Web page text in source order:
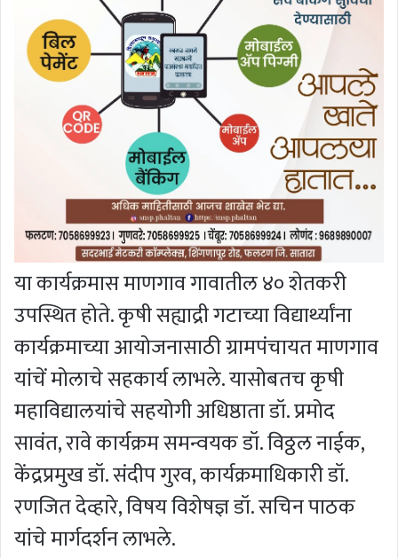
या कार्यक्रमास माणगाव गावातील ४० शेतकरी
उपस्थित होते. कृषी सह्याद्री गटाच्या विद्यार्थ्यांना
कार्यक्रमाच्या आयोजनासाठी ग्रामपंचायत माणगाव
यांचें मोलाचे सहकार्य लाभले. यासोबतच कृषी
महाविद्यालयांचे सहयोगी अधिष्ठाता डॉ. प्रमोद
सावंत, रावे कार्यक्रम समन्वयक डॉ. विठ्ठल नाईक,
केंद्रप्रमुख डॉ. संदीप गुरव, कार्यक्रमाधिकारी डॉ.
रणजित देव्हारे, विषय विशेषज्ञ डॉ. सचिन पाठक
यांचे मार्गदर्शन लाभले.